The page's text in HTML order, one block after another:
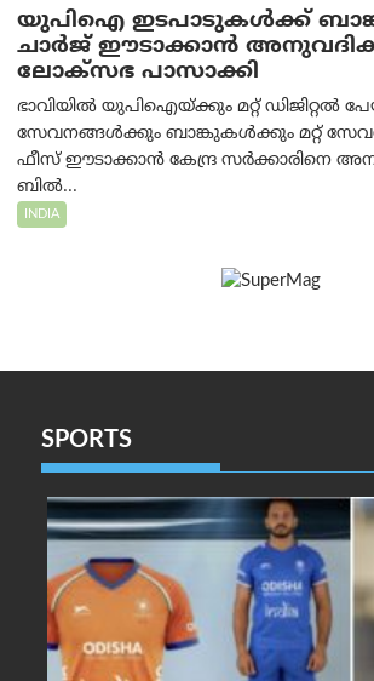
യുപിഐ ഇടപാടുകൾക്ക്
ചാർജ് ഈടാക്കാൻ
ലോക്‌സഭ പാസാക്കി
ഭാവിയിൽ യുപിഐയ്ക്കും മറ്റ് ഡിജിറ്റൽ
സേവനങ്ങൾക്കും ബാങ്കുകൾക്കും മറ്റ്
ഫീസ് ഈടാക്കാൻ കേന്ദ്ര സർക്കാരിനെ
ബിൽ...
INDIA
SPORTS